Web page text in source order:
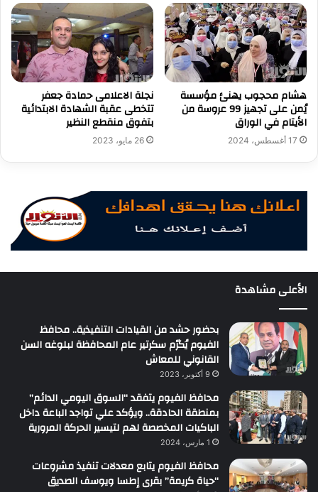
هشام محجوب يهنئ مؤسسة
يُمن على تجهيز 99 عروسة من
الأيتام في الوراق
17 أغسطس، 2024
نجلة الاعلامى حمادة جعفر
تتخطى عقبة الشهادة الابتدائية
بتفوق منقطع النظير
26 مايو، 2023
الأعلى مشاهدة
بحضور حشد من القيادات التنفيذية.. محافظ
الفيوم يُكرّم سكرتير عام المحافظة لبلوغه السن
القانوني للمعاش
9 أكتوبر، 2023
محافظ الفيوم يتفقد “السوق اليومي الدائم”
بمنطقة الحادقة.. ويؤكد علي تواجد الباعة داخل
الباكيات المخصصة لهم لتيسير الحركة المرورية
1 مارس، 2024
محافظ الفيوم يتابع معدلات تنفيذ مشروعات
“حياة كريمة” بقرى إطسا ويوسف الصديق